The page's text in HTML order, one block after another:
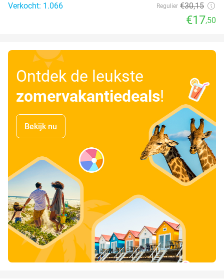
Verkocht: 1.066
Regulier €30,15
€17,50
Ontdek de leukste
zomervakantiedeals!
Bekijk nu